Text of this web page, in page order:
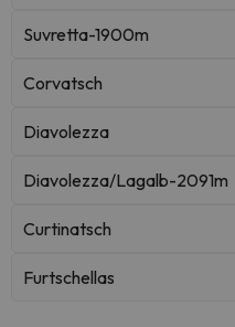
Suvretta-1900m
Corvatsch
Diavolezza
Diavolezza/Lagalb-2091m
Curtinatsch
Furtschellas